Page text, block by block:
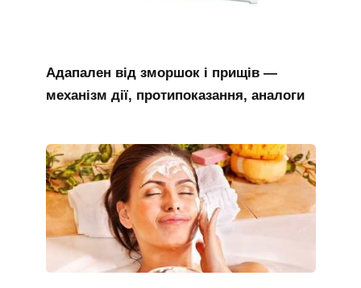
Адапален від зморшок і прищів —
механізм дії, протипоказання, аналоги